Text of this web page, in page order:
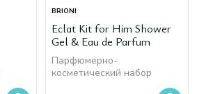
BRIONI
Eclat Kit for Him Shower
Gel & Eau de Parfum
Парфюмерно-
косметический набор